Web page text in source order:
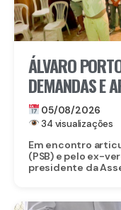
ÁLVARO
DEMANDAS E
PROJETOS A
05/08/2026
34 visualizações
Em encontro
(PSB) e pelo ex-
presidente da